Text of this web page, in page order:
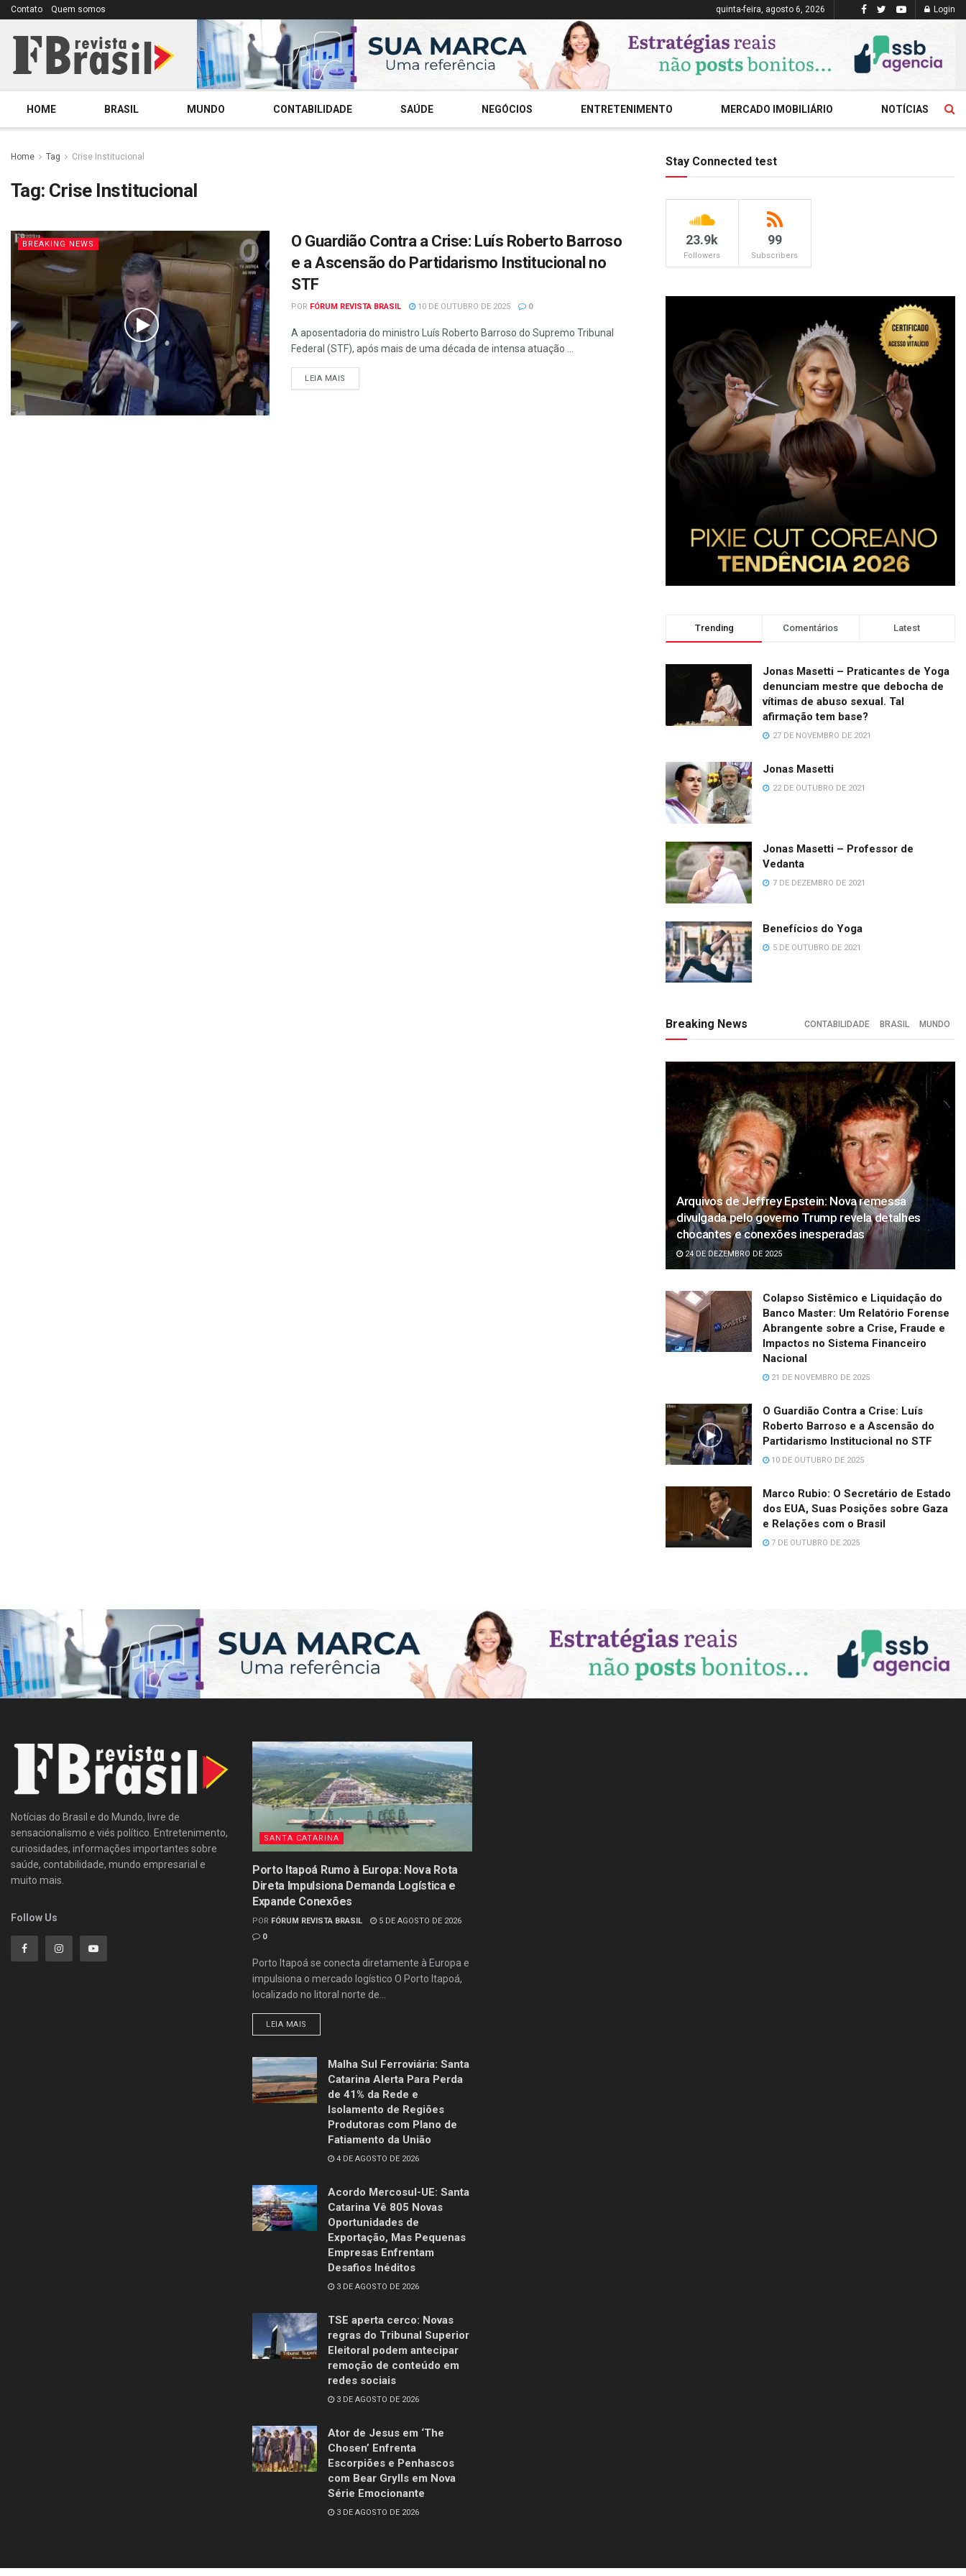
Contato Quem somos quinta-feira, agosto 6, 2026 Login
HOME BRASIL MUNDO CONTABILIDADE SAÚDE NEGÓCIOS ENTRETENIMENTO MERCADO IMOBILIÁRIO NOTÍCIAS
Home Tag Crise Institucional
Tag: Crise Institucional
BREAKING NEWS
O Guardião Contra a Crise: Luís Roberto Barroso
e a Ascensão do Partidarismo Institucional no
STF
POR FÓRUM REVISTA BRASIL 10 DE OUTUBRO DE 2025 0
A aposentadoria do ministro Luís Roberto Barroso do Supremo Tribunal
Federal (STF), após mais de uma década de intensa atuação ...
LEIA MAIS
Stay Connected test
23.9k
Followers
99
Subscribers
Trending Comentários Latest
Jonas Masetti – Praticantes de Yoga
denunciam mestre que debocha de
vítimas de abuso sexual. Tal
afirmação tem base?
27 DE NOVEMBRO DE 2021
Jonas Masetti
22 DE OUTUBRO DE 2021
Jonas Masetti – Professor de
Vedanta
7 DE DEZEMBRO DE 2021
Benefícios do Yoga
5 DE OUTUBRO DE 2021
Breaking News CONTABILIDADE BRASIL MUNDO
Arquivos de Jeffrey Epstein: Nova remessa
divulgada pelo governo Trump revela detalhes
chocantes e conexões inesperadas
24 DE DEZEMBRO DE 2025
Colapso Sistêmico e Liquidação do
Banco Master: Um Relatório Forense
Abrangente sobre a Crise, Fraude e
Impactos no Sistema Financeiro
Nacional
21 DE NOVEMBRO DE 2025
O Guardião Contra a Crise: Luís
Roberto Barroso e a Ascensão do
Partidarismo Institucional no STF
10 DE OUTUBRO DE 2025
Marco Rubio: O Secretário de Estado
dos EUA, Suas Posições sobre Gaza
e Relações com o Brasil
7 DE OUTUBRO DE 2025
Notícias do Brasil e do Mundo, livre de
sensacionalismo e viés político. Entretenimento,
curiosidades, informações importantes sobre
saúde, contabilidade, mundo empresarial e
muito mais.
Follow Us
SANTA CATARINA
Porto Itapoá Rumo à Europa: Nova Rota
Direta Impulsiona Demanda Logística e
Expande Conexões
POR FÓRUM REVISTA BRASIL
5 DE AGOSTO DE 2026
0
Porto Itapoá se conecta diretamente à Europa e
impulsiona o mercado logístico O Porto Itapoá,
localizado no litoral norte de...
LEIA MAIS
Malha Sul Ferroviária: Santa
Catarina Alerta Para Perda
de 41% da Rede e
Isolamento de Regiões
Produtoras com Plano de
Fatiamento da União
4 DE AGOSTO DE 2026
Acordo Mercosul-UE: Santa
Catarina Vê 805 Novas
Oportunidades de
Exportação, Mas Pequenas
Empresas Enfrentam
Desafios Inéditos
3 DE AGOSTO DE 2026
TSE aperta cerco: Novas
regras do Tribunal Superior
Eleitoral podem antecipar
remoção de conteúdo em
redes sociais
3 DE AGOSTO DE 2026
Ator de Jesus em ‘The
Chosen’ Enfrenta
Escorpiões e Penhascos
com Bear Grylls em Nova
Série Emocionante
3 DE AGOSTO DE 2026